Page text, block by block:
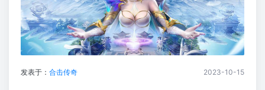
发表于： 合击传奇 2023-10-15